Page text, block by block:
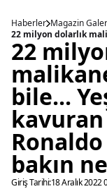
Haberler Magazin
22
bile...
bakın
Giriş Tarihi:18 Aralık 2022